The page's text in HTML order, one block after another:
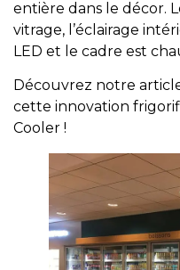
entière dans le décor.
vitrage, l’éclairage
LED et le cadre est
Découvrez notre
cette innovation
Cooler !